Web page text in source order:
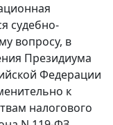
судебно-
вопросу, в
Президиума
Федерации
к
налогового